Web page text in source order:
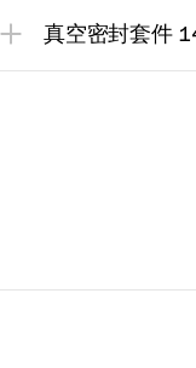
真空密封套件